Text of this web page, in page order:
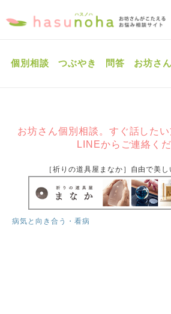
個別相談 つぶやき 問答 お坊さん
お坊さん個別相談。すぐ話した
LINEからご連絡く
［祈りの道具屋まなか］自由で美
病気と向き合う・看病